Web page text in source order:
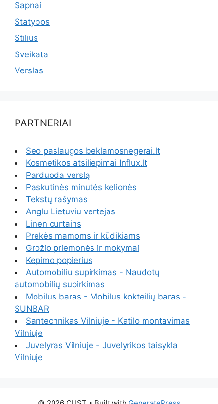
Sapnai
Statybos
Stilius
Sveikata
Verslas
PARTNERIAI
Seo paslaugos beklamosnegerai.lt
Kosmetikos atsiliepimai Influx.lt
Parduoda verslą
Paskutinės minutės kelionės
Tekstų rašymas
Anglu Lietuviu vertejas
Linen curtains
Prekės mamoms ir kūdikiams
Grožio priemonės ir mokymai
Kepimo popierius
Automobiliu supirkimas - Naudotų
automobilių supirkimas
Mobilus baras - Mobilus kokteilių baras -
SUNBAR
Santechnikas Vilniuje - Katilo montavimas
Vilniuje
Juvelyras Vilniuje - Juvelyrikos taisykla
Vilniuje